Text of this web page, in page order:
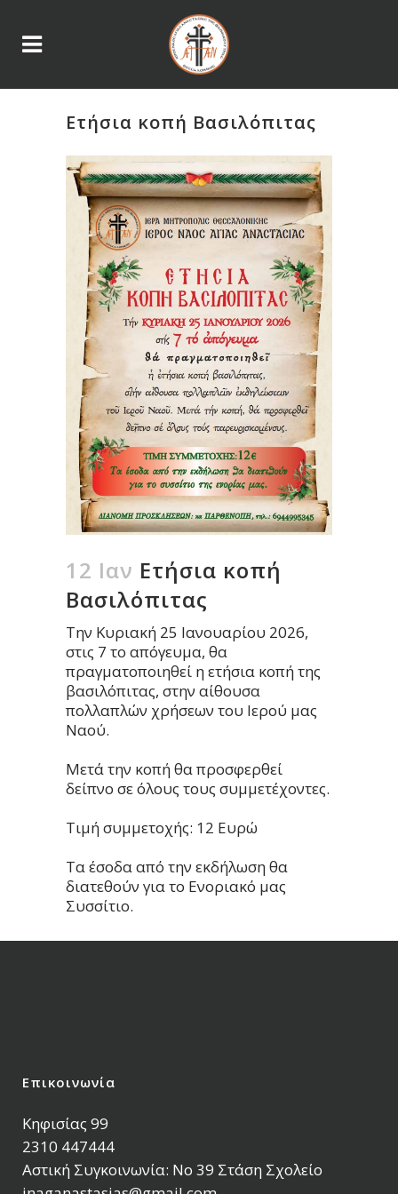
Ετήσια κοπή Βασιλόπιτας
12 Ιαν Ετήσια κοπή
Βασιλόπιτας
Την Κυριακή 25 Ιανουαρίου 2026,
στις 7 το απόγευμα, θα
πραγματοποιηθεί η ετήσια κοπή της
βασιλόπιτας, στην αίθουσα
πολλαπλών χρήσεων του Ιερού μας
Ναού.
Μετά την κοπή θα προσφερθεί
δείπνο σε όλους τους συμμετέχοντες.
Τιμή συμμετοχής: 12 Ευρώ
Τα έσοδα από την εκδήλωση θα
διατεθούν για το Ενοριακό μας
Συσσίτιο.
Επικοινωνία
Κηφισίας 99
2310 447444
Αστική Συγκοινωνία: Νο 39 Στάση Σχολείο